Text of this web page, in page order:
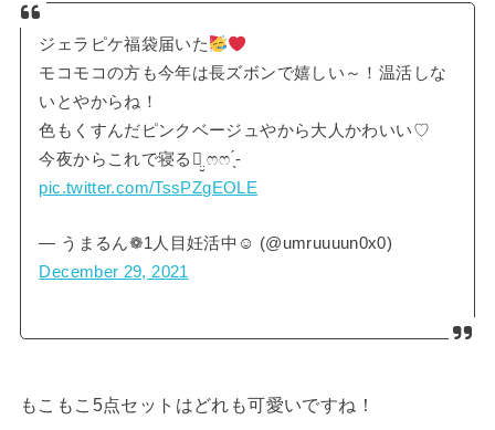
ジェラピケ福袋届いた
モコモコの方も今年は長ズボンで嬉しい～！温活しな
いとやからね！
色もくすんだピンクベージュやから大人かわいい♡
今夜からこれで寝るꪔ̤̮ ෆෆ ̖́-
pic.twitter.com/TssPZgEOLE
— うまるん︎︎︎︎︎❁1人目妊活中︎︎☺︎ (@umruuuun0x0)
December 29, 2021
もこもこ5点セットはどれも可愛いですね！